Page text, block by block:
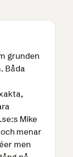
grunden
Båda
Mike
menar
men